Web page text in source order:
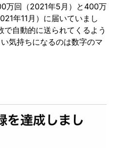
万回（2021年5月）と400万
年11月）に届いていまし
自動的に送られてくるよう
気持ちになるのは数字のマ